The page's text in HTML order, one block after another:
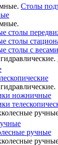
Столы
столы
столы
столы с весами
ножничные
ручные